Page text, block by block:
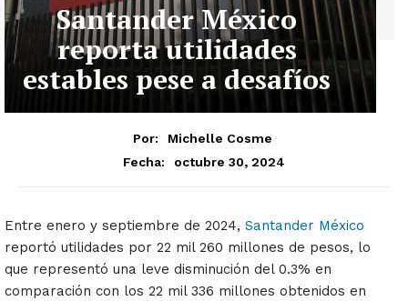
Santander México
reporta utilidades
estables pese a desafíos
Por:
Michelle Cosme
Fecha:
octubre 30, 2024
Entre enero y septiembre de 2024, Santander México
reportó utilidades por 22 mil 260 millones de pesos, lo
que representó una leve disminución del 0.3% en
comparación con los 22 mil 336 millones obtenidos en